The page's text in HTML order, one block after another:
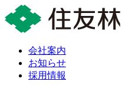
会社案内
お知らせ
採用情報